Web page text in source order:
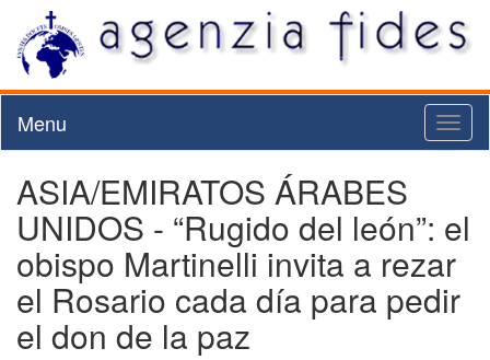
Menu
ASIA/EMIRATOS ÁRABES
UNIDOS - “Rugido del león”: el
obispo Martinelli invita a rezar
el Rosario cada día para pedir
el don de la paz